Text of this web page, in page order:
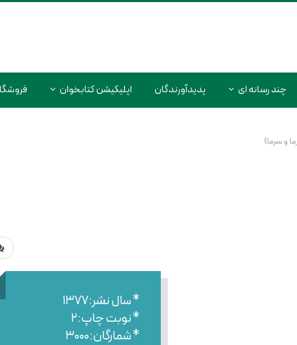
چند رسانه ای پدیدآورندگان اپلیکیشن کتابخوان
* سال نشر:۱۳۷۷
* نوبت چاپ:۲
* شمارگان:۳۰۰۰